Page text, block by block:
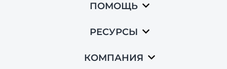
ПОМОЩЬ
РЕСУРСЫ
КОМПАНИЯ